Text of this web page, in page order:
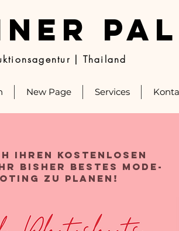
| Thailand
New Page Services
KOSTENLOSEN
bisher bestes Mode-
zu planen!